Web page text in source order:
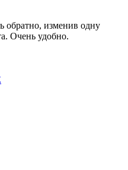
обратно, изменив одну
Очень удобно.